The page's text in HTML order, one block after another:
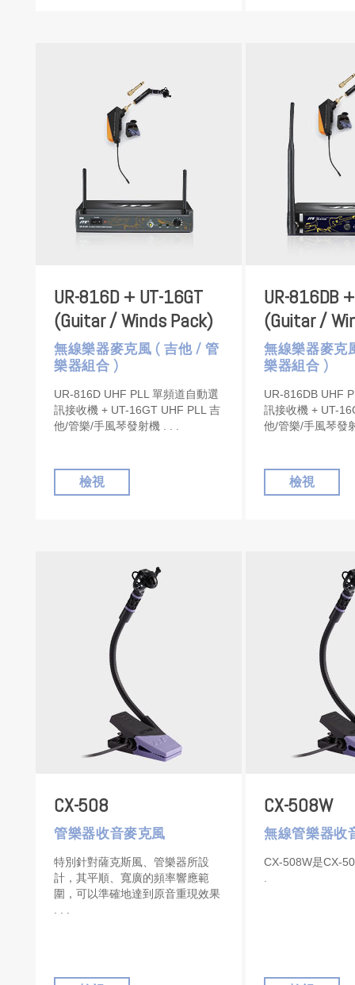
UR-816D + UT-16GT
(Guitar / Winds Pack)
無線樂器麥克風 ( 吉他 / 管
樂器組合 )
UR-816D UHF PLL 單頻道自動選
訊接收機 + UT-16GT UHF PLL 吉
他/管樂/手風琴發射機
檢視
UR-816DB
(Guitar /
無線樂器麥克
樂器組合 )
UR-816DB UHF
訊接收機 + UT-
他/管樂/手風琴發
檢視
CX-508
管樂器收音麥克風
特別針對薩克斯風、管樂器所設
計，其平順、寬廣的頻率響應範
圍，可以準確地達到原音重現效果
CX-508W
無線管樂器收
CX-508W是CX-